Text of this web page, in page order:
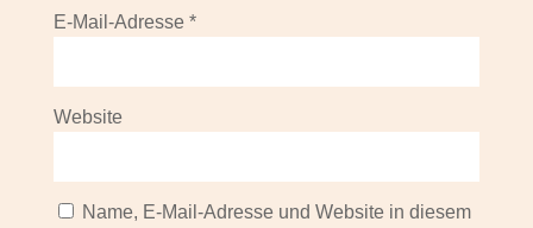
E-Mail-Adresse *
Website
Name, E-Mail-Adresse und Website in diesem